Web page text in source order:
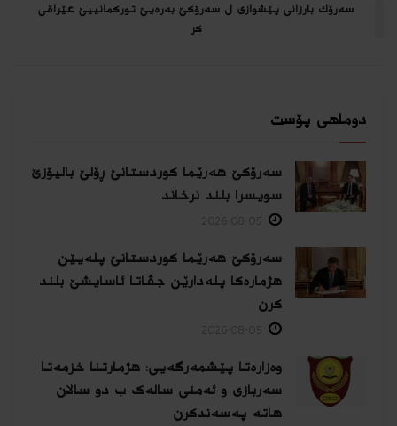
سەرۆك بارزانی پێشوازی ل سەرۆكێ بەرەیێ توركمانییێ عێراقی
كر
دوماهی پۆست
سەرۆکێ هەرێما کوردستانێ ڕۆلێ بالیۆزێ
سویسرا بلند نرخاند
سەرۆکێ هەرێما کوردستانێ پلەیێن
هژمارەكا پلەدارێن جڤاتا ئاسایشێ بلند
كرن
وەزارەتا پێشمەرگەیی: هژمارتنا خزمەتا
سەربازی و ئەمنی سالەک ب دو سالان
هاتە پەسەندكرن